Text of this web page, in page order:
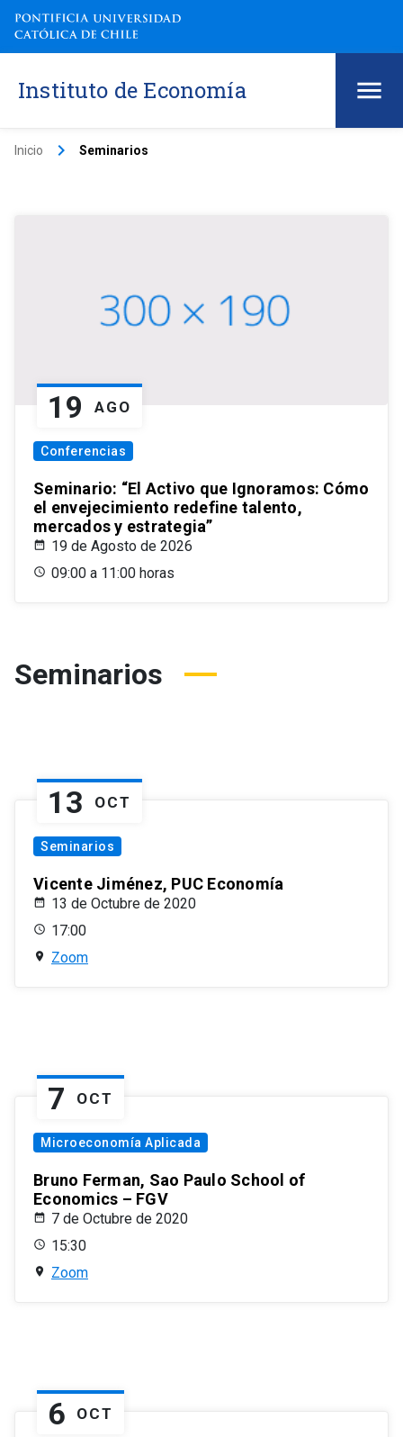
Instituto de Economía
Inicio keyboard_arrow_right Seminarios
19 AGO
Conferencias
Seminario: “El Activo que Ignoramos: Cómo
el envejecimiento redefine talento,
mercados y estrategia”
19 de Agosto de 2026
09:00 a 11:00 horas
Seminarios
13 OCT
Seminarios
Vicente Jiménez, PUC Economía
13 de Octubre de 2020
17:00
Zoom
7 OCT
Microeconomía Aplicada
Bruno Ferman, Sao Paulo School of
Economics – FGV
7 de Octubre de 2020
15:30
Zoom
6 OCT